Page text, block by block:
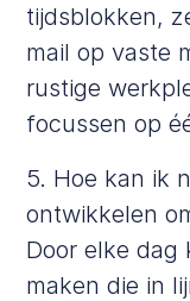
tijdsblokken,
mail op vaste
rustige
focussen op
5. Hoe kan ik
ontwikkelen
Door elke dag
maken die in